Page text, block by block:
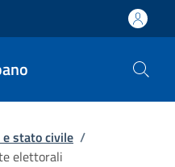
stato civile /
elettorali